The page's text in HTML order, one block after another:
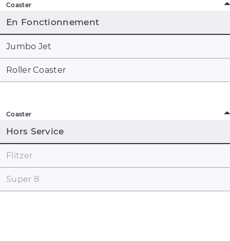
Coaster
En Fonctionnement
Jumbo Jet
Roller Coaster
Coaster
Hors Service
Flitzer
Super 8